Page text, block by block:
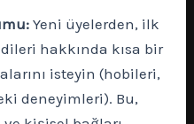
Yeni üyelerden, ilk
hakkında kısa bir
isteyin (hobileri,
deneyimleri). Bu,